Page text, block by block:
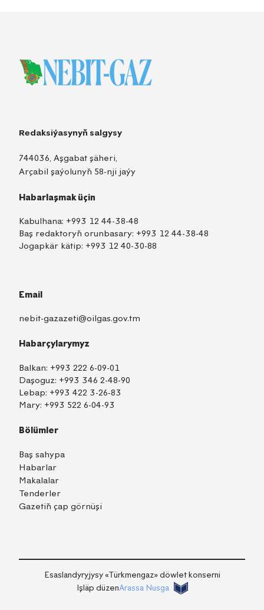
Redaksiýasynyň salgysy
744036, Aşgabat şäheri,
Arçabil şaýolunyň 58-nji jaýy
Habarlaşmak üçin
Kabulhana: +993 12 44-38-48
Baş redaktoryň orunbasary: +993 12 44-38-48
Jogapkär kätip: +993 12 40-30-88
Email
nebit-gazazeti@oilgas.gov.tm
Habarçylarymyz
Balkan: +993 222 6-09-01
Daşoguz: +993 346 2-48-90
Lebap: +993 422 3-26-83
Mary: +993 522 6-04-93
Bölümler
Baş sahypa
Habarlar
Makalalar
Tenderler
Gazetiň çap görnüşi
Esaslandyryjysy «Тürkmengaz» döwlet konserni
Işläp düzenArassa Nusga